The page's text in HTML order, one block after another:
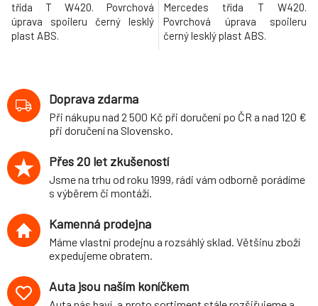
třída T W420. Povrchová
úprava spoileru černý lesklý
plast ABS.
Mercedes třída T W420.
Povrchová úprava spoileru
černý lesklý plast ABS.
Doprava zdarma
Při nákupu nad 2 500 Kč při doručení po ČR a nad 120 €
při doručení na Slovensko.
Přes 20 let zkušeností
Jsme na trhu od roku 1999, rádi vám odborně porádíme
s výběrem či montáží.
Kamenná prodejna
Máme vlastní prodejnu a rozsáhlý sklad. Většinu zboží
expedujeme obratem.
Auta jsou naším koníčkem